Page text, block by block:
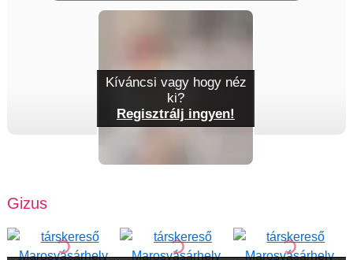
Gizus
Kíváncsi vagy hogy néz
ki?
Regisztrálj ingyen!